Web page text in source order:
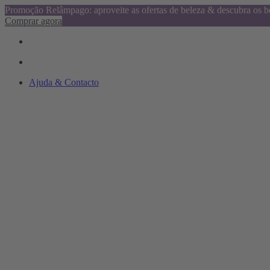
Promoção Relâmpago: aproveite as ofertas de beleza & descubra os
Comprar agora
Ajuda & Contacto